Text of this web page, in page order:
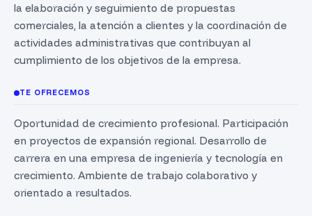
la elaboración y seguimiento de propuestas
comerciales, la atención a clientes y la coordinación de
actividades administrativas que contribuyan al
cumplimiento de los objetivos de la empresa.
TE OFRECEMOS
Oportunidad de crecimiento profesional. Participación
en proyectos de expansión regional. Desarrollo de
carrera en una empresa de ingeniería y tecnología en
crecimiento. Ambiente de trabajo colaborativo y
orientado a resultados.